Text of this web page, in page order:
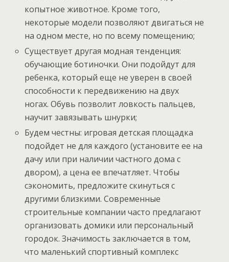
копытное животное. Кроме того,
некоторые модели позволяют двигаться не
на одном месте, но по всему помещению;
Существует другая модная тенденция:
обучающие ботиночки. Они подойдут для
ребенка, который еще не уверен в своей
способности к передвижению на двух
ногах. Обувь позволит ловкость пальцев,
научит завязывать шнурки;
Будем честны: игровая детская площадка
подойдет не для каждого (установите ее на
дачу или при наличии частного дома с
двором), а цена ее впечатляет. Чтобы
сэкономить, предложите скинуться с
другими близкими. Современные
строительные компании часто предлагают
организовать домики или персональный
городок. Значимость заключается в том,
что маленький спортивный комплекс